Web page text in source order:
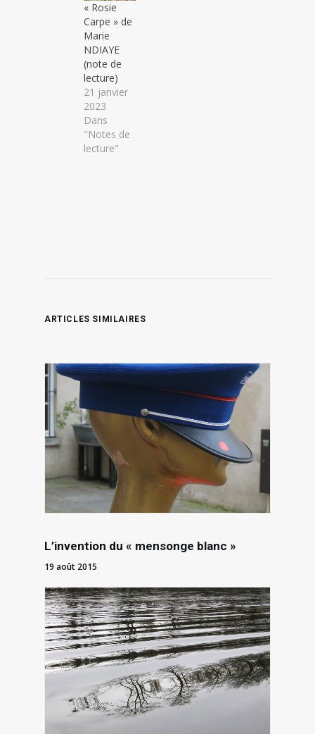
« Rosie
Carpe » de
Marie
NDIAYE
(note de
lecture)
21 janvier
2023
Dans
"Notes de
lecture"
ARTICLES SIMILAIRES
L’invention du « mensonge blanc »
19 août 2015